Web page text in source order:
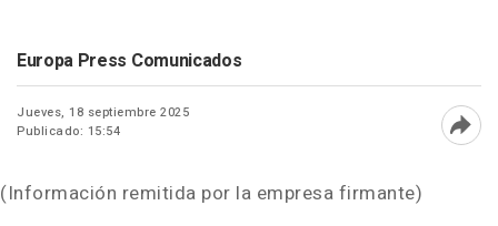
Europa Press Comunicados
Jueves, 18 septiembre 2025
Publicado: 15:54
(Información remitida por la empresa firmante)